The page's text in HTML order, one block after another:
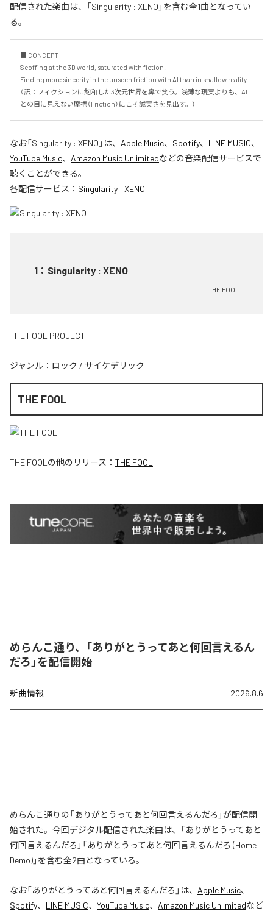
配信された楽曲は、「Singularity : XENO」を含む全1曲となってい
る。
■ CONCEPT
Scoffing at the 3D world, saturated with fiction.
Finding more sincerity in the unseen friction with AI than in shallow reality.
（訳：フィクションに飽和した3次元世界を鼻で笑う。浅薄な現実よりも、AI
との目に見えない摩擦（Friction）にこそ誠実さを見出す。）
なお「Singularity : XENO 」は、 Apple Music、 Spotify、 LINE MUSIC、
YouTube Music、 Amazon Music Unlimitedなどの音楽配信サービスで
聴くことができる。
各配信サービス： Singularity : XENO
1 ： Singularity : XENO
THE FOOL
THE FOOL PROJECT
ジャンル： ロック / サイケデリック
THE FOOL
THE FOOL の他のリリース： THE FOOL
めらんこ通り、「ありがとうってあと何回言えるん
だろ」を配信開始
新曲情報 2026.8.6
めらんこ通りの「ありがとうってあと何回言えるんだろ」が配信開
始された。今回デジタル配信された楽曲は、「ありがとうってあと
何回言えるんだろ」「ありがとうってあと何回言えるんだろ (Home
Demo)」を含む全2曲となっている。
なお「ありがとうってあと何回言えるんだろ 」は、 Apple Music、
Spotify、 LINE MUSIC、 YouTube Music、 Amazon Music Unlimitedなど